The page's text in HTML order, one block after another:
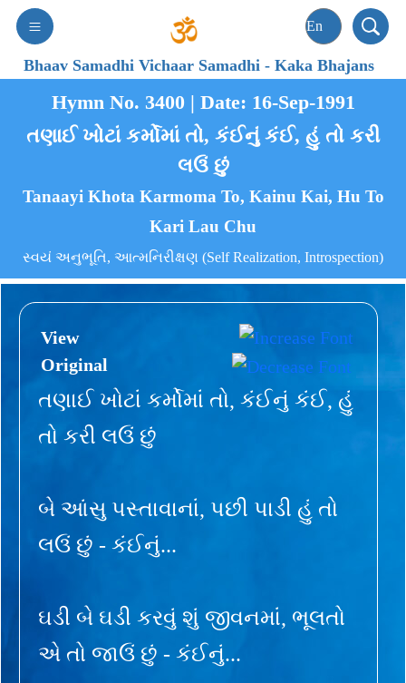
Bhaav Samadhi Vichaar Samadhi-Kaka Bhajans
Hymn No. 3400 | Date: 16-Sep-1991
તણાઈ ખોટાં કર્મોમાં તો, કંઈનું કંઈ, હું તો કરી
લઉં છું
Tanaayi Khota Karmoma To, Kainu Kai, Hu To
Kari Lau Chu
સ્વયં અનુભૂતિ, આત્મનિરીક્ષણ (Self Realization, Introspection)
View
Original
તણાઈ ખોટાં કર્મોમાં તો, કંઈનું કંઈ, હું
તો કરી લઉં છું
બે આંસુ પસ્તાવાનાં, પછી પાડી હું તો
લઉં છું - કંઈનું...
ઘડી બે ઘડી કરવું શું જીવનમાં, ભૂલતો
એ તો જાઉં છું - કંઈનું...